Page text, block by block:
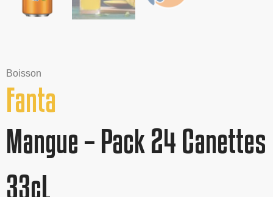
Boisson
Fanta
Mangue – Pack 24 Canettes
33cL